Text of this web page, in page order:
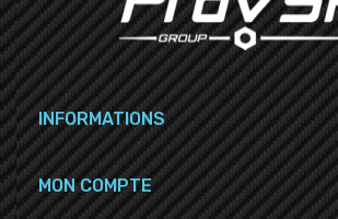
INFORMATIONS
MON COMPTE